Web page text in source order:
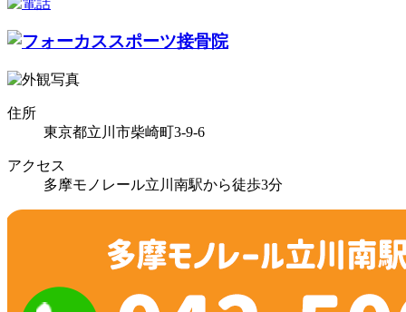
住所
東京都立川市柴崎町3-9-6
アクセス
多摩モノレール立川南駅から徒歩3分